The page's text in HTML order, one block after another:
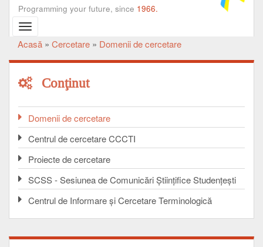
Programming your future, since 1966.
Toggle
navigation
Breadcrumb
Acasă Cercetare Domenii de cercetare
Conţinut
Domenii de cercetare
Centrul de cercetare CCCTI
Proiecte de cercetare
SCSS - Sesiunea de Comunicări Ştiinţifice Studenţeşti
Centrul de Informare şi Cercetare Terminologică